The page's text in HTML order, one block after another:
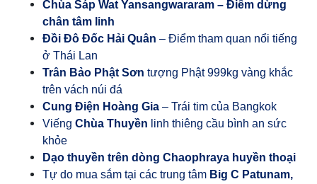
Chùa Sáp Wat Yansangwararam – Điểm dừng
chân tâm linh
Đồi Đô Đốc Hải Quân – Điểm tham quan nổi tiếng
ở Thái Lan
Trân Bảo Phật Sơn tượng Phật 999kg vàng khắc
trên vách núi đá
Cung Điện Hoàng Gia – Trái tim của Bangkok
Viếng Chùa Thuyền linh thiêng cầu bình an sức
khỏe
Dạo thuyền trên dòng Chaophraya huyền thoại
Tự do mua sắm tại các trung tâm Big C Patunam,